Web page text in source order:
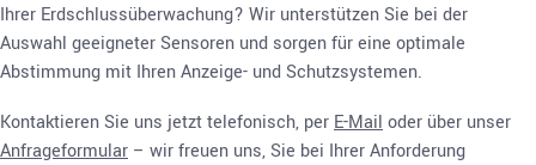
Ihrer Erdschlussüberwachung? Wir unterstützen Sie bei der
Auswahl geeigneter Sensoren und sorgen für eine optimale
Abstimmung mit Ihren Anzeige- und Schutzsystemen.
Kontaktieren Sie uns jetzt telefonisch, per E-Mail oder über unser
Anfrageformular – wir freuen uns, Sie bei Ihrer Anforderung